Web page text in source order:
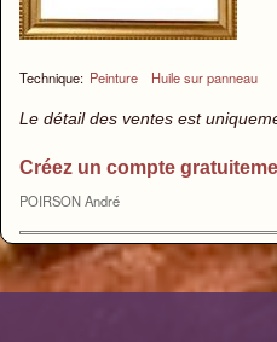
Technique: Peinture Huile sur panneau
Le détail des ventes est
Créez un compte
POIRSON André